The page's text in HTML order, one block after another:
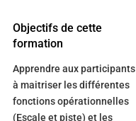
Objectifs de cette
formation
Apprendre aux participants
à maitriser les différentes
fonctions opérationnelles
(Escale et piste) et les